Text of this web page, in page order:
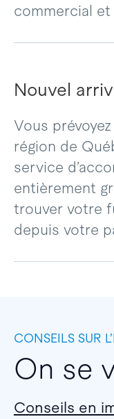
commercial et
Nouvel
Vous
région de
service
entièrement
trouver votre
depuis votre
CONSEILS SUR
On se
Conseils en